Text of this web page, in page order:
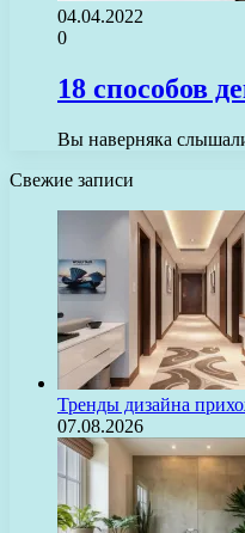
04.04.2022
0
18 способов
Вы наверняка
Свежие записи
Тренды дизайна
07.08.2026